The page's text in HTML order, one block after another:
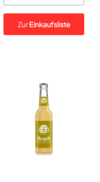
ZurEinkaufsliste